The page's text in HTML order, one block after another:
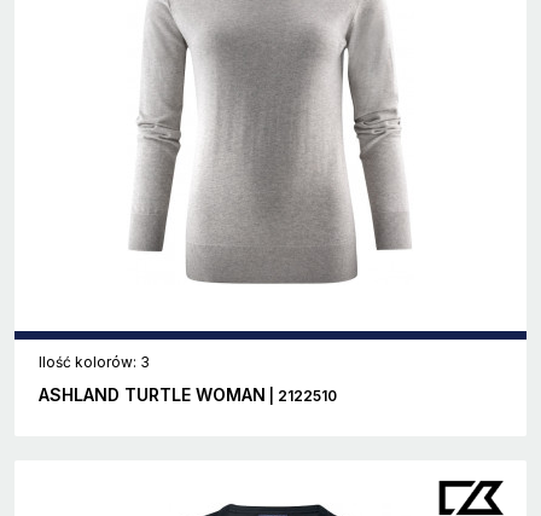
Ilość kolorów: 3
ASHLAND TURTLE WOMAN | 2122510